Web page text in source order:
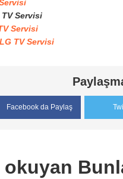
Servisi
Servisi
TV Servisi
Facebook da Paylaş